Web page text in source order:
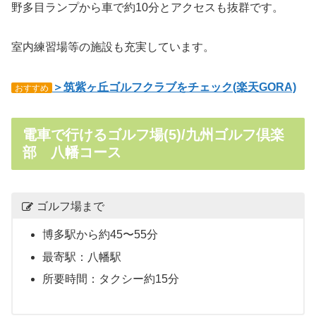
野多目ランプから車で約10分とアクセスも抜群です。
室内練習場等の施設も充実しています。
おすすめ ＞筑紫ヶ丘ゴルフクラブをチェック(楽天GORA)
電車で行けるゴルフ場(5)/九州ゴルフ倶楽
部 八幡コース
ゴルフ場まで
博多駅から約45〜55分
最寄駅：八幡駅
所要時間：タクシー約15分